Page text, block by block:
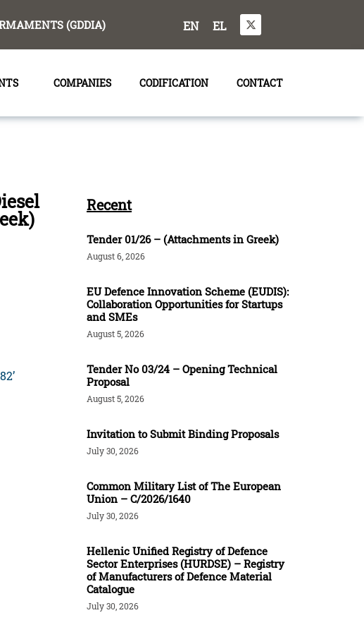
(GDDIA) EN EL
COMPANIES CODIFICATION CONTACT
Recent
Tender 01/26 – (Attachments in Greek)
August 6, 2026
EU Defence Innovation Scheme (EUDIS):
Collaboration Opportunities for Startups
and SMEs
August 5, 2026
Tender Νο 03/24 – Opening Technical
Proposal
August 5, 2026
Invitation to Submit Binding Proposals
July 30, 2026
Common Military List of The European
Union – C/2026/1640
July 30, 2026
Hellenic Unified Registry of Defence
Sector Enterprises (HURDSE) – Registry
of Manufacturers of Defence Material
Catalogue
July 30, 2026